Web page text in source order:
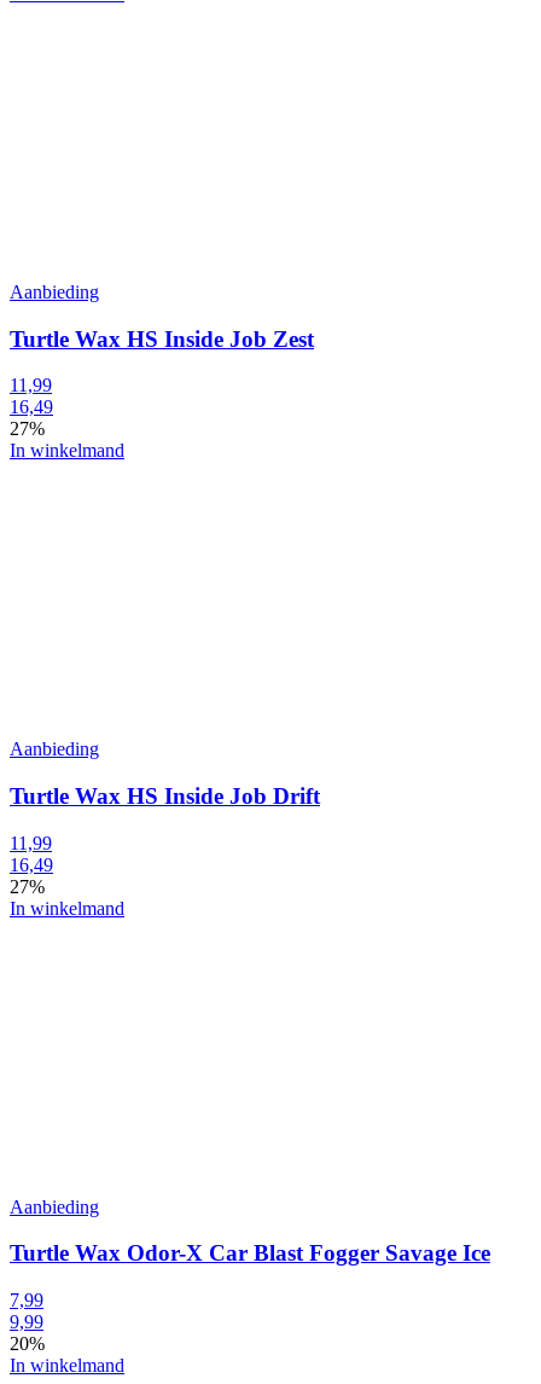
Aanbieding
Turtle Wax HS Inside Job Zest
11,99
16,49
27%
In winkelmand
Aanbieding
Turtle Wax HS Inside Job Drift
11,99
16,49
27%
In winkelmand
Aanbieding
Turtle Wax Odor-X Car Blast Fogger Savage Ice
7,99
9,99
20%
In winkelmand